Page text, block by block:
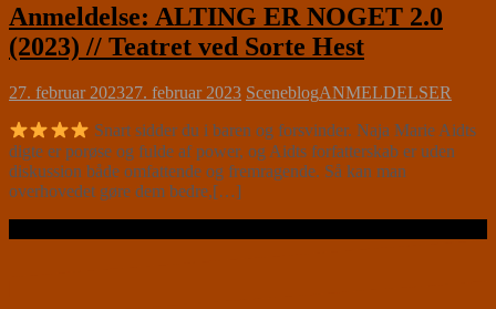
Anmeldelse: ALTING ER NOGET 2.0
(2023) // Teatret ved Sorte Hest
27. februar 202327. februar 2023 SceneblogANMELDELSER
Snart sidder du i baren og forsvinder. Naja Marie Aidts
digte er porøse og fulde af power, og Aidts forfatterskab er uden
diskussion både omfattende og fremragende. Så kan man
overhovedet gøre dem bedre,[…]